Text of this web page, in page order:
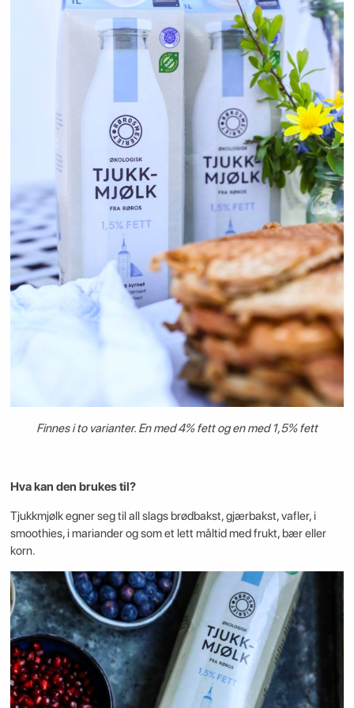
Finnes i to varianter. En med 4% fett og en med 1,5% fett
Hva kan den brukes til?
Tjukkmjølk egner seg til all slags brødbakst, gjærbakst, vafler, i
smoothies, i mariander og som et lett måltid med frukt, bær eller
korn.